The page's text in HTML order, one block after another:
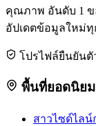
คุณภาพ อันดับ 1 ข
อัปเดตข้อมูลใหม่
โปรไฟล์ยืนยันตั
พื้นที่ยอดนิยม
สาวไซด์ไลน์